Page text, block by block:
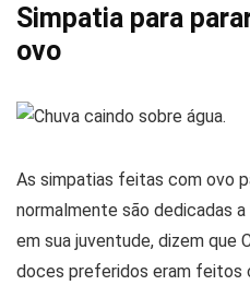
Simpatia para
ovo
As simpatias feitas com ovo
normalmente são dedicadas
em sua juventude, dizem que
doces preferidos eram feitos